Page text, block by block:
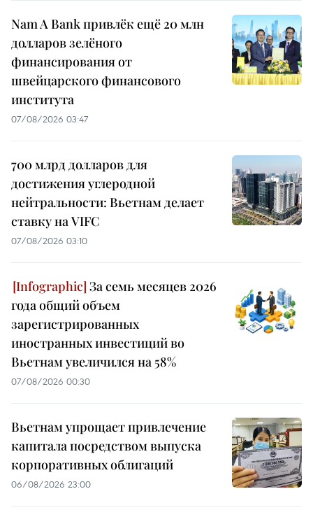
Nam A Bank привлёк ещё 20 млн
долларов зелёного
финансирования от
швейцарского финансового
института
07/08/2026 03:47
700 млрд долларов для
достижения углеродной
нейтральности: Вьетнам делает
ставку на VIFC
07/08/2026 03:10
За семь месяцев 2026
года общий объем
зарегистрированных
иностранных инвестиций во
Вьетнам увеличился на 58%
07/08/2026 00:30
Вьетнам упрощает привлечение
капитала посредством выпуска
корпоративных облигаций
06/08/2026 23:00